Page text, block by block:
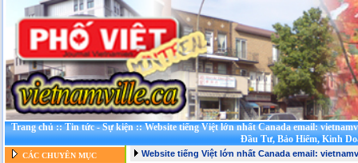
Trang chủ::Tin tức - Sự kiện::Website tiếng Việt lớn nhất Canada email:
Đầu Tư, Bảo Hiểm, Kinh
CÁC CHUYÊN MỤC Website tiếng Việt lớn nhất Canada email: